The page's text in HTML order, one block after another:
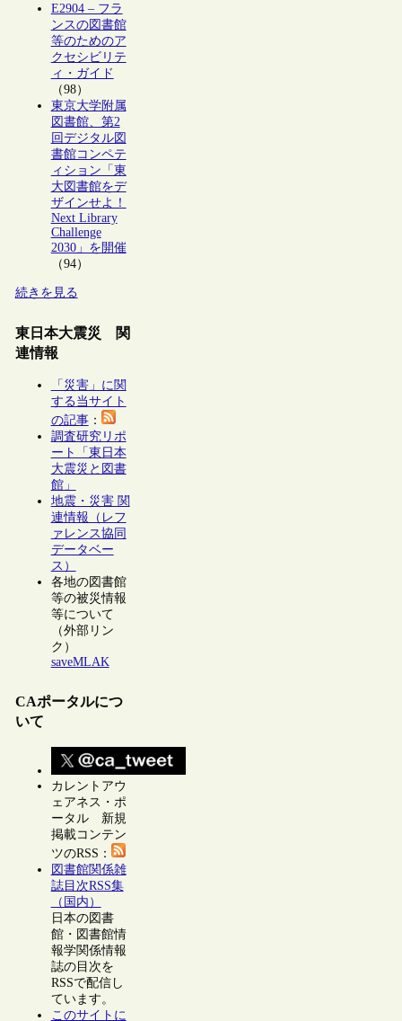
E2904 – フラ
ンスの図書館
等のためのア
クセシビリテ
ィ・ガイド
（98）
東京大学附属
図書館、第2
回デジタル図
書館コンペテ
ィション「東
大図書館をデ
ザインせよ！
Next Library
Challenge
2030」を開催
（94）
続きを見る
東日本大震災 関
連情報
「災害」に関
する当サイト
の記事：
調査研究リポ
ート「東日本
大震災と図書
館」
地震・災害 関
連情報（レフ
ァレンス協同
データベー
ス）
各地の図書館
等の被災情報
等について
（外部リン
ク）
saveMLAK
CAポータルにつ
いて
カレントアウ
ェアネス・ポ
ータル 新規
掲載コンテン
ツのRSS：
図書館関係雑
誌目次RSS集
（国内）
日本の図書
館・図書館情
報学関係情報
誌の目次を
RSSで配信し
ています。
このサイトに